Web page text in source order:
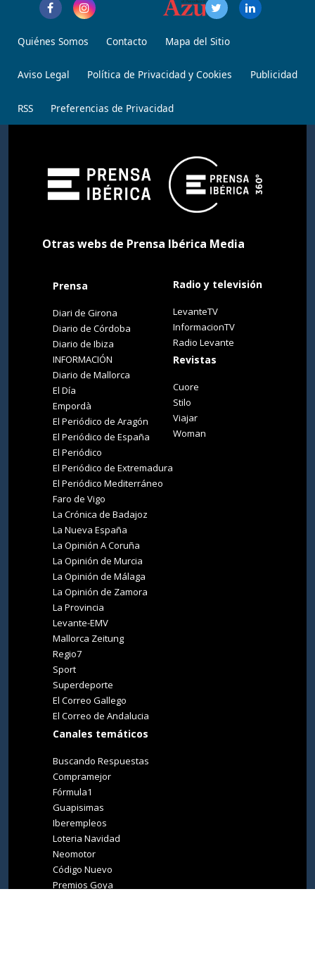
Quiénes Somos Contacto Mapa del Sitio
Aviso Legal Política de Privacidad y Cookies Publicidad
RSS Preferencias de Privacidad
Otras webs de Prensa Ibérica Media
Prensa
Diari de Girona
Diario de Córdoba
Diario de Ibiza
INFORMACIÓN
Diario de Mallorca
El Día
Empordà
El Periódico de Aragón
El Periódico de España
El Periódico
El Periódico de Extremadura
El Periódico Mediterráneo
Faro de Vigo
La Crónica de Badajoz
La Nueva España
La Opinión A Coruña
La Opinión de Murcia
La Opinión de Málaga
La Opinión de Zamora
La Provincia
Levante-EMV
Mallorca Zeitung
Regio7
Sport
Superdeporte
El Correo Gallego
El Correo de Andalucia
Canales temáticos
Buscando Respuestas
Compramejor
Fórmula1
Guapisimas
Iberempleos
Loteria Navidad
Neomotor
Código Nuevo
Premios Goya
Radio y televisión
LevanteTV
InformacionTV
Radio Levante
Revistas
Cuore
Stilo
Viajar
Woman